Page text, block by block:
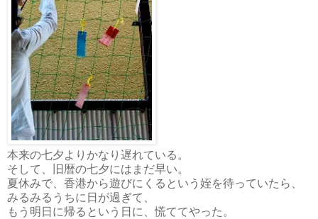
本来の七夕よりかなり遅れている。
そして、旧暦の七夕にはまだ早い。
夏休みで、香港から遊びにくるという姪を待っていたら、
みるみるうちに日が過ぎて、
もう明日に帰るという日に、慌ててやった。